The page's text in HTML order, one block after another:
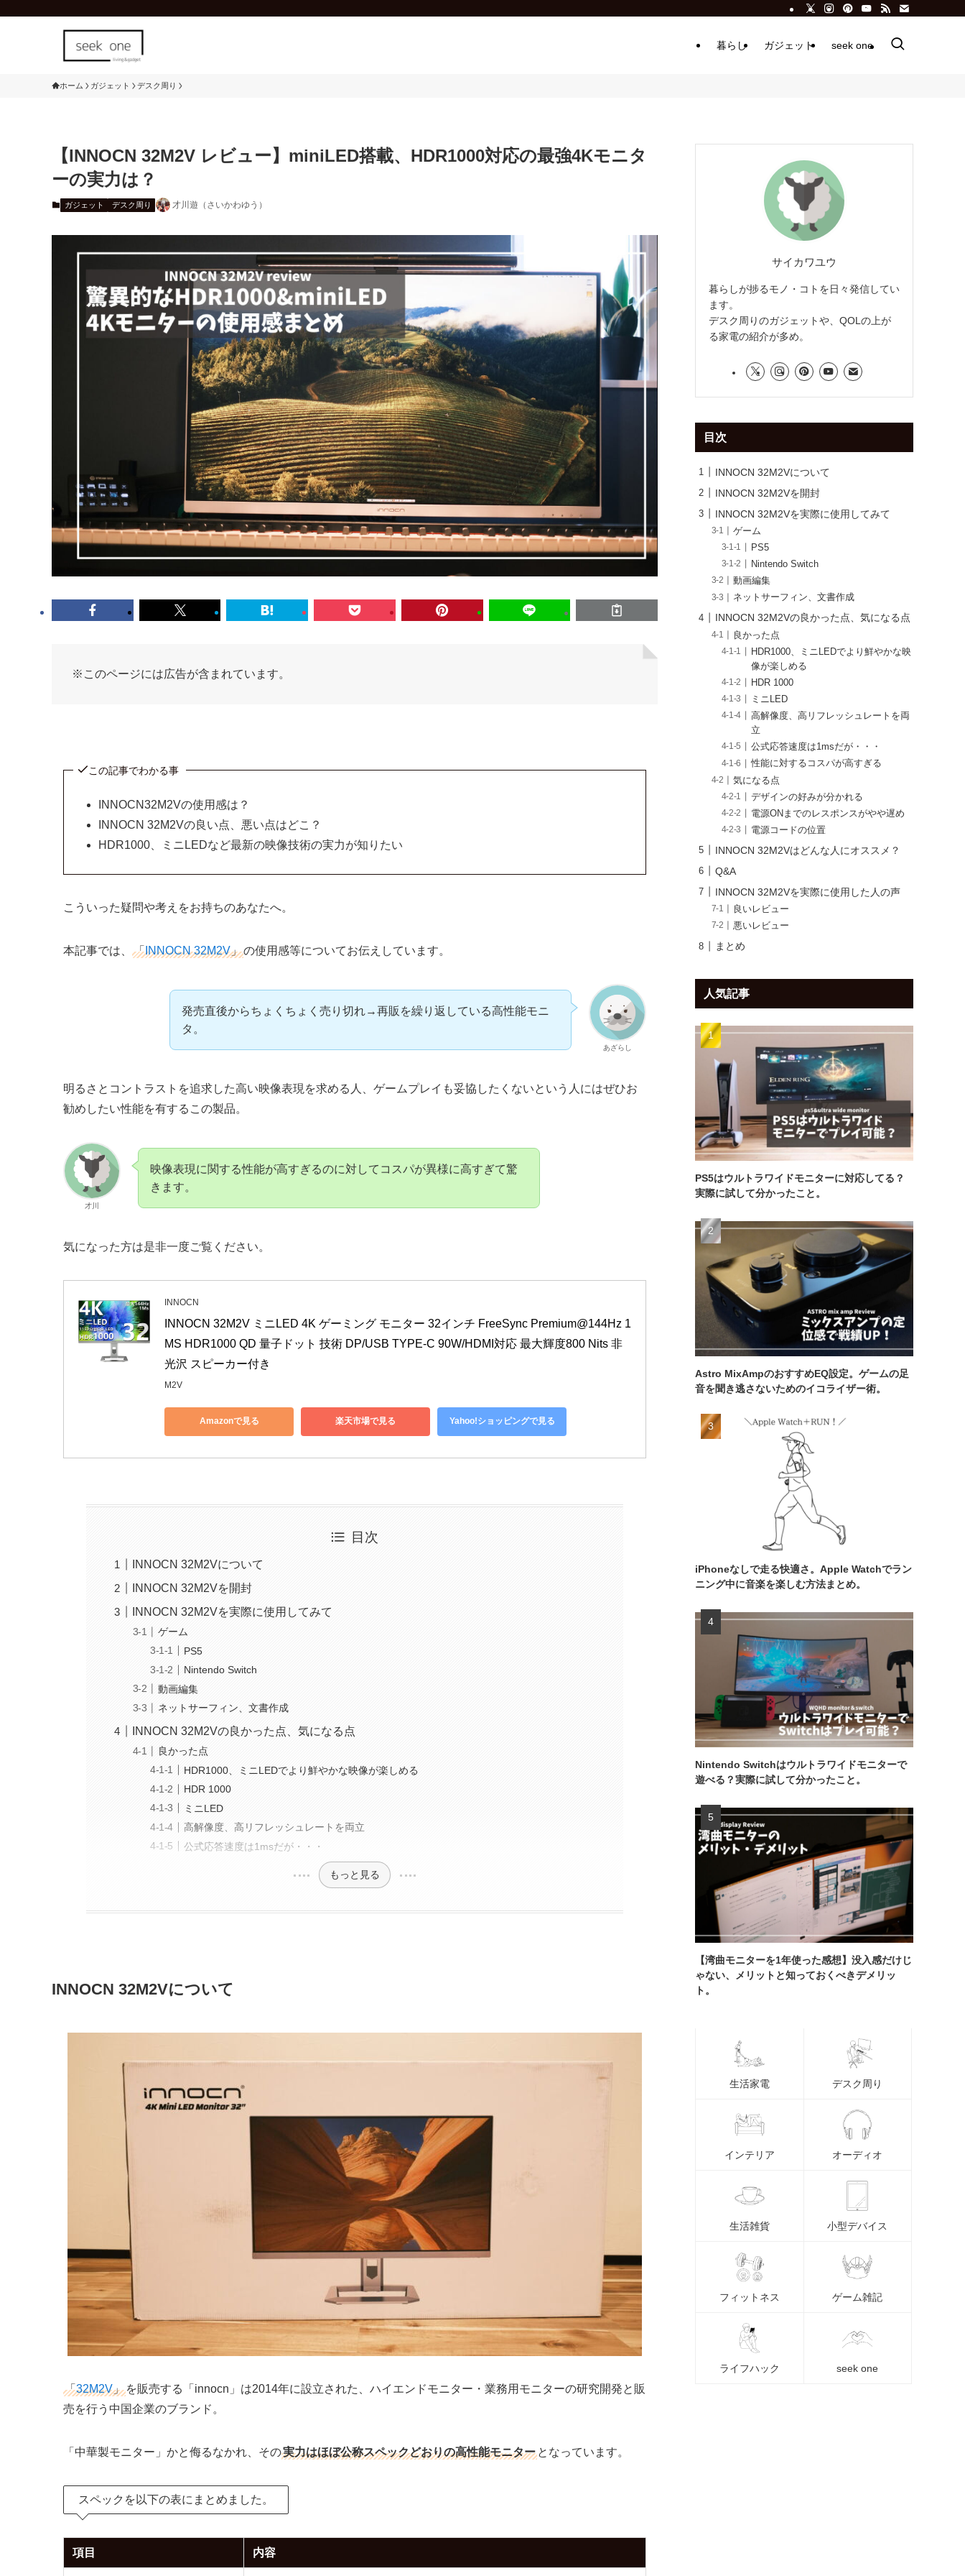
暮らし ガジェット seek one
ホーム ガジェット デスク周り
【INNOCN 32M2V レビュー】miniLED搭載、HDR1000対応の最強4Kモニタ
ーの実力は？
ガジェット デスク周り 才川遊（さいかわゆう）
※このページには広告が含まれています。
この記事でわかる事
INNOCN32M2Vの使用感は？
INNOCN 32M2Vの良い点、悪い点はどこ？
HDR1000、ミニLEDなど最新の映像技術の実力が知りたい
こういった疑問や考えをお持ちのあなたへ。
本記事では、 「INNOCN 32M2V」の使用感等についてお伝えしています。
あざらし
発売直後からちょくちょく売り切れ→再販を繰り返している高性能モニ
タ。
明るさとコントラストを追求した高い映像表現を求める人、ゲームプレイも妥協したくないという人にはぜひお
勧めしたい性能を有するこの製品。
才川
映像表現に関する性能が高すぎるのに対してコスパが異様に高すぎて驚
きます。
気になった方は是非一度ご覧ください。
INNOCN
INNOCN 32M2V ミニLED 4K ゲーミング モニター 32インチ FreeSync Premium@144Hz 1
MS HDR1000 QD 量子ドット 技術 DP/USB TYPE-C 90W/HDMI対応 最大輝度800 Nits 非
光沢 スピーカー付き
M2V
Amazonで見る 楽天市場で見る Yahoo!ショッピングで見る
目次
INNOCN 32M2Vについて
INNOCN 32M2Vを開封
INNOCN 32M2Vを実際に使用してみて
ゲーム
PS5
Nintendo Switch
動画編集
ネットサーフィン、文書作成
INNOCN 32M2Vの良かった点、気になる点
良かった点
HDR1000、ミニLEDでより鮮やかな映像が楽しめる
HDR 1000
ミニLED
高解像度、高リフレッシュレートを両立
公式応答速度は1msだが・・・
もっと見る
INNOCN 32M2Vについて
「32M2V」 を販売する「innocn」は2014年に設立された、ハイエンドモニター・業務用モニターの研究開発と販
売を行う中国企業のブランド。
「中華製モニター」かと侮るなかれ、その実力はほぼ公称スペックどおりの高性能モニター となっています。
スペックを以下の表にまとめました。
項目 内容
サイカワユウ
暮らしが捗るモノ・コトを日々発信してい
ます。
デスク周りのガジェットや、QOLの上が
る家電の紹介が多め。
目次
INNOCN 32M2Vについて
INNOCN 32M2Vを開封
INNOCN 32M2Vを実際に使用してみて
ゲーム
PS5
Nintendo Switch
動画編集
ネットサーフィン、文書作成
INNOCN 32M2Vの良かった点、気になる点
良かった点
HDR1000、ミニLEDでより鮮やかな映
像が楽しめる
HDR 1000
ミニLED
高解像度、高リフレッシュレートを両
立
公式応答速度は1msだが・・・
性能に対するコスパが高すぎる
気になる点
デザインの好みが分かれる
電源ONまでのレスポンスがやや遅め
電源コードの位置
INNOCN 32M2Vはどんな人にオススメ？
Q&A
INNOCN 32M2Vを実際に使用した人の声
良いレビュー
悪いレビュー
まとめ
人気記事
PS5はウルトラワイドモニターに対応してる？
実際に試して分かったこと。
Astro MixAmpのおすすめEQ設定。ゲームの足
音を聞き逃さないためのイコライザー術。
iPhoneなしで走る快適さ。Apple Watchでラン
ニング中に音楽を楽しむ方法まとめ。
Nintendo Switchはウルトラワイドモニターで
遊べる？実際に試して分かったこと。
【湾曲モニターを1年使った感想】没入感だけじ
ゃない、メリットと知っておくべきデメリッ
ト。
生活家電 デスク周り
インテリア オーディオ
生活雑貨 小型デバイス
フィットネス ゲーム雑記
ライフハック seek one